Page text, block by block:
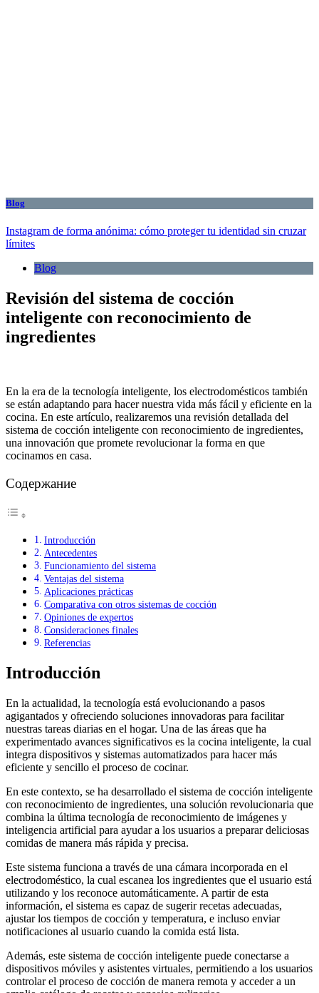
Blog
Instagram de forma anónima: cómo proteger tu identidad sin cruzar
límites
Blog
Revisión del sistema de cocción
inteligente con reconocimiento de
ingredientes
En la era de la tecnología inteligente, los electrodomésticos también
se están adaptando para hacer nuestra vida más fácil y eficiente en la
cocina. En este artículo, realizaremos una revisión detallada del
sistema de cocción inteligente con reconocimiento de ingredientes,
una innovación que promete revolucionar la forma en que
cocinamos en casa.
Содержание
Introducción
Antecedentes
Funcionamiento del sistema
Ventajas del sistema
Aplicaciones prácticas
Comparativa con otros sistemas de cocción
Opiniones de expertos
Consideraciones finales
Referencias
Introducción
En la actualidad, la tecnología está evolucionando a pasos
agigantados y ofreciendo soluciones innovadoras para facilitar
nuestras tareas diarias en el hogar. Una de las áreas que ha
experimentado avances significativos es la cocina inteligente, la cual
integra dispositivos y sistemas automatizados para hacer más
eficiente y sencillo el proceso de cocinar.
En este contexto, se ha desarrollado el sistema de cocción inteligente
con reconocimiento de ingredientes, una solución revolucionaria que
combina la última tecnología de reconocimiento de imágenes y
inteligencia artificial para ayudar a los usuarios a preparar deliciosas
comidas de manera más rápida y precisa.
Este sistema funciona a través de una cámara incorporada en el
electrodoméstico, la cual escanea los ingredientes que el usuario está
utilizando y los reconoce automáticamente. A partir de esta
información, el sistema es capaz de sugerir recetas adecuadas,
ajustar los tiempos de cocción y temperatura, e incluso enviar
notificaciones al usuario cuando la comida está lista.
Además, este sistema de cocción inteligente puede conectarse a
dispositivos móviles y asistentes virtuales, permitiendo a los usuarios
controlar el proceso de cocción de manera remota y acceder a un